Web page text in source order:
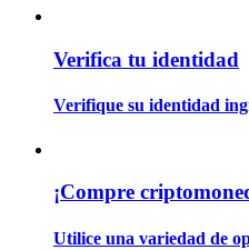
Guía
Guía de inicio de futuros
Verifica tu identidad
Verifique su identidad
¡Compre
Utilice una variedad de